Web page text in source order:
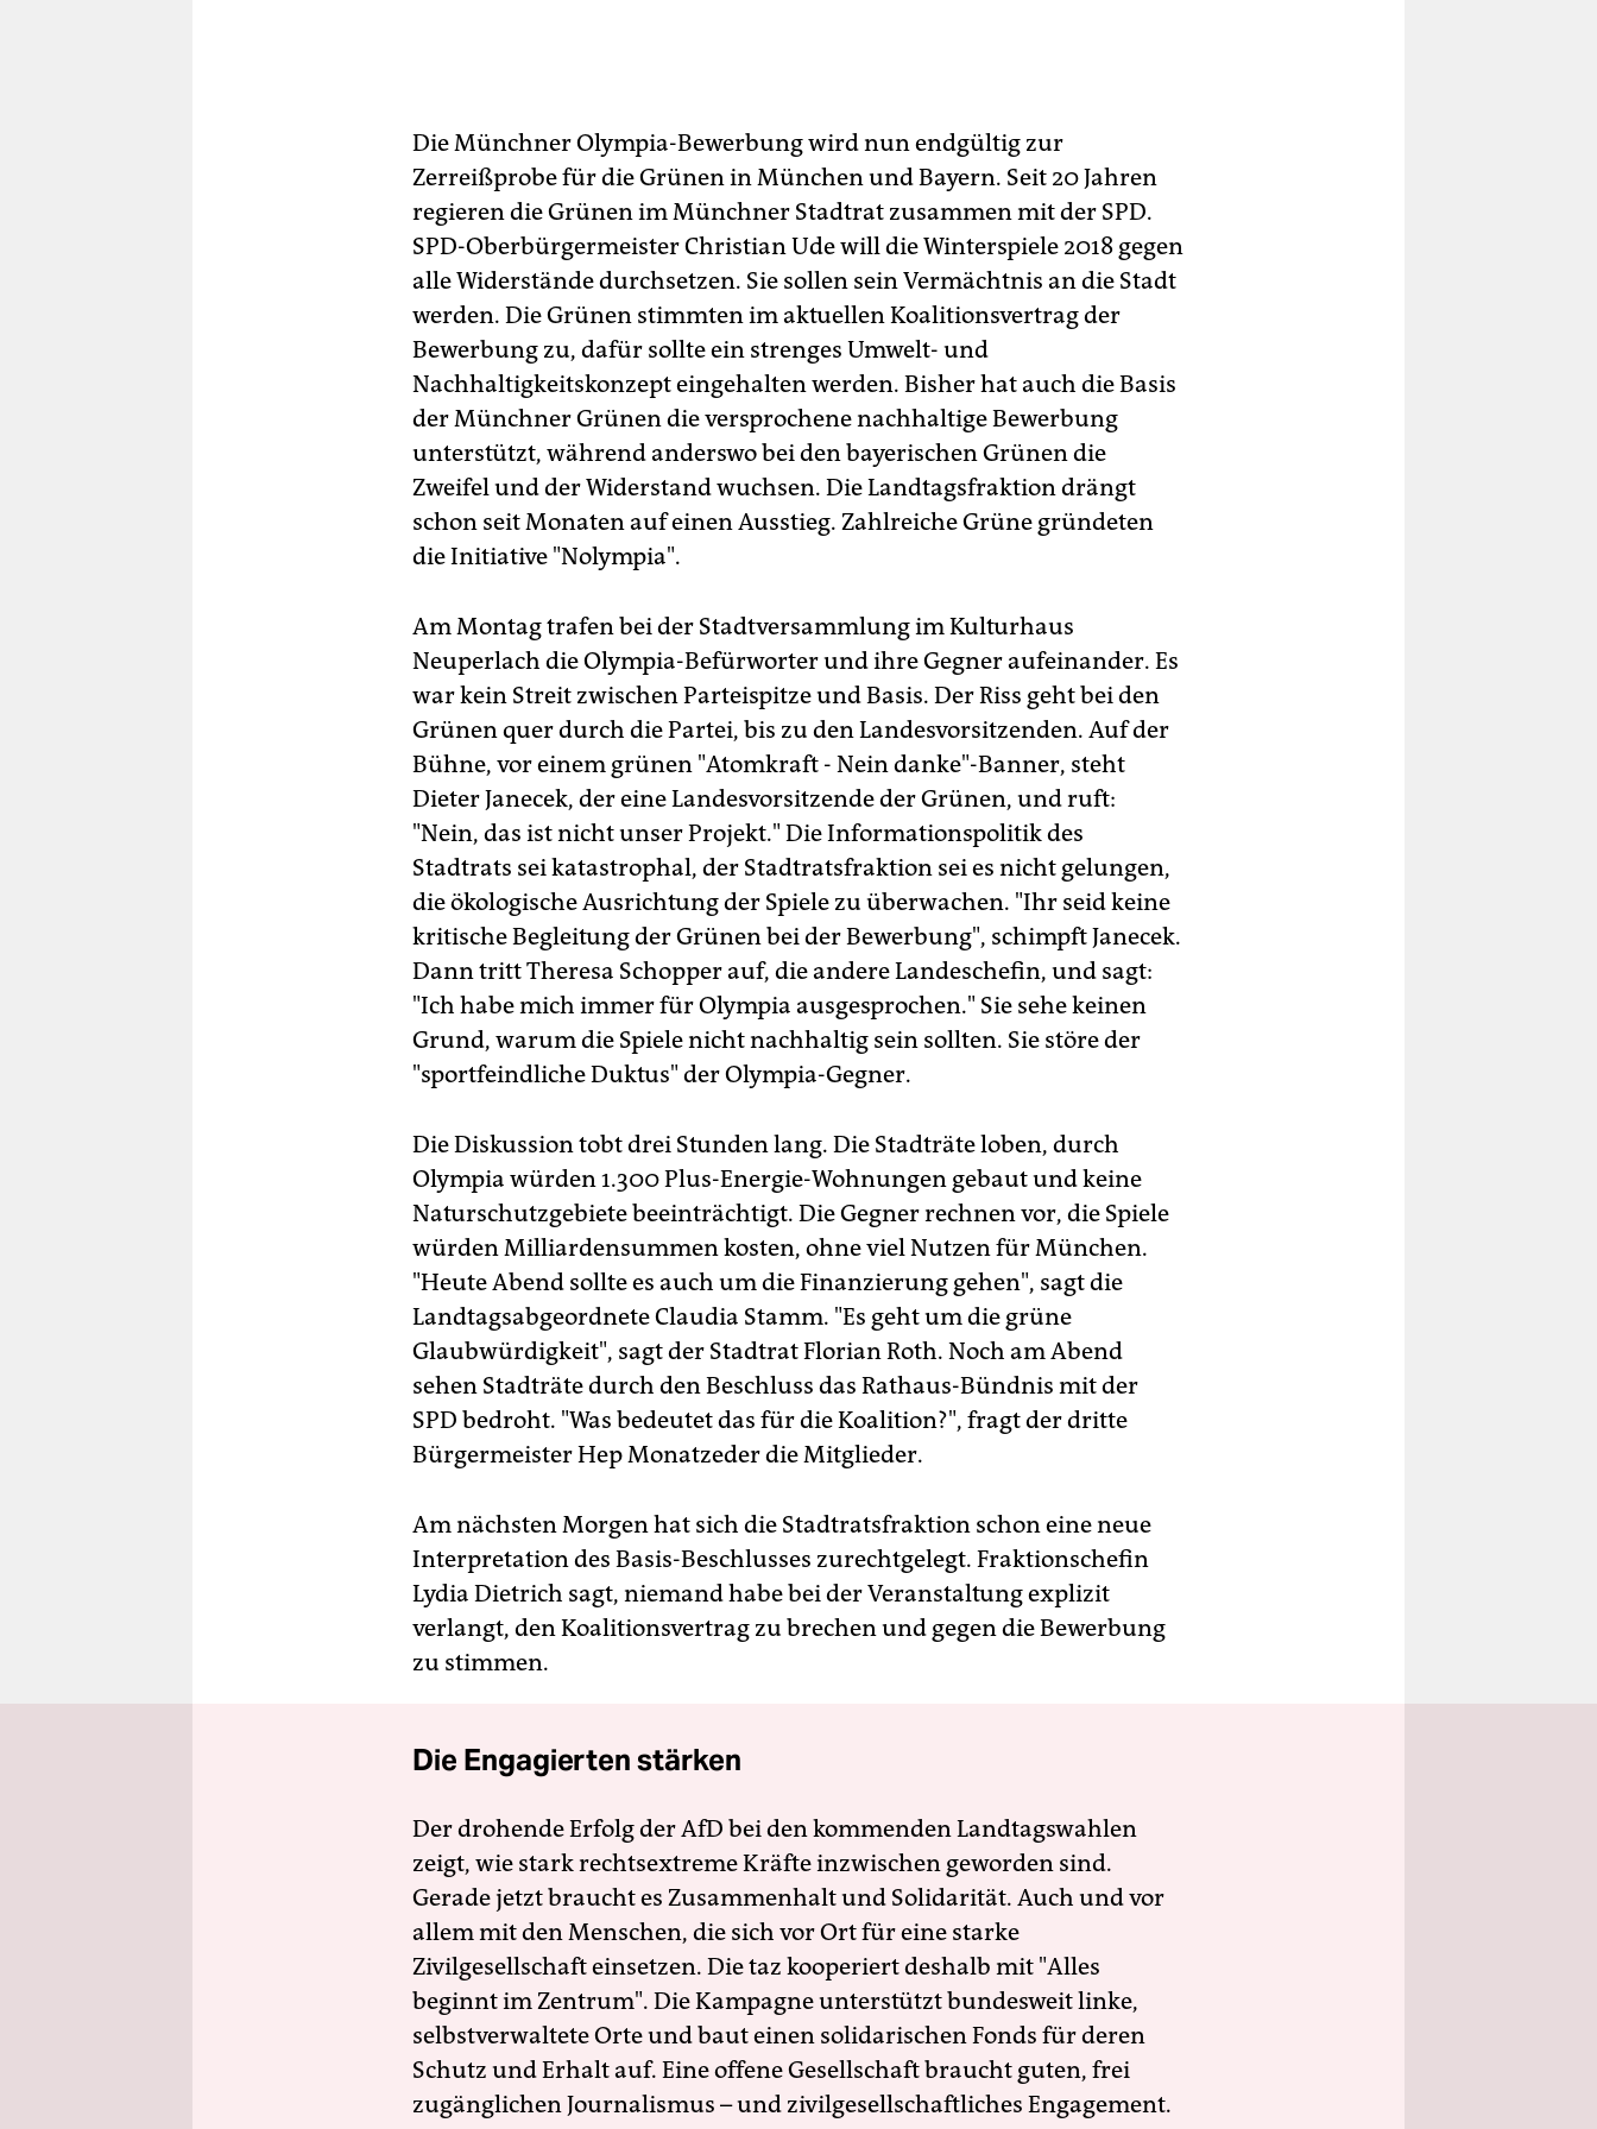
Die Münchner Olympia-Bewerbung wird nun endgültig zur
Zerreißprobe für die Grünen in München und Bayern. Seit 20 Jahren
regieren die Grünen im Münchner Stadtrat zusammen mit der SPD.
SPD-Oberbürgermeister Christian Ude will die Winterspiele 2018 gegen
alle Widerstände durchsetzen. Sie sollen sein Vermächtnis an die Stadt
werden. Die Grünen stimmten im aktuellen Koalitionsvertrag der
Bewerbung zu, dafür sollte ein strenges Umwelt- und
Nachhaltigkeitskonzept eingehalten werden. Bisher hat auch die Basis
der Münchner Grünen die versprochene nachhaltige Bewerbung
unterstützt, während anderswo bei den bayerischen Grünen die
Zweifel und der Widerstand wuchsen. Die Landtagsfraktion drängt
schon seit Monaten auf einen Ausstieg. Zahlreiche Grüne gründeten
die Initiative "Nolympia".
Am Montag trafen bei der Stadtversammlung im Kulturhaus
Neuperlach die Olympia-Befürworter und ihre Gegner aufeinander. Es
war kein Streit zwischen Parteispitze und Basis. Der Riss geht bei den
Grünen quer durch die Partei, bis zu den Landesvorsitzenden. Auf der
Bühne, vor einem grünen "Atomkraft - Nein danke"-Banner, steht
Dieter Janecek, der eine Landesvorsitzende der Grünen, und ruft:
"Nein, das ist nicht unser Projekt." Die Informationspolitik des
Stadtrats sei katastrophal, der Stadtratsfraktion sei es nicht gelungen,
die ökologische Ausrichtung der Spiele zu überwachen. "Ihr seid keine
kritische Begleitung der Grünen bei der Bewerbung", schimpft Janecek.
Dann tritt Theresa Schopper auf, die andere Landeschefin, und sagt:
"Ich habe mich immer für Olympia ausgesprochen." Sie sehe keinen
Grund, warum die Spiele nicht nachhaltig sein sollten. Sie störe der
"sportfeindliche Duktus" der Olympia-Gegner.
Die Diskussion tobt drei Stunden lang. Die Stadträte loben, durch
Olympia würden 1.300 Plus-Energie-Wohnungen gebaut und keine
Naturschutzgebiete beeinträchtigt. Die Gegner rechnen vor, die Spiele
würden Milliardensummen kosten, ohne viel Nutzen für München.
"Heute Abend sollte es auch um die Finanzierung gehen", sagt die
Landtagsabgeordnete Claudia Stamm. "Es geht um die grüne
Glaubwürdigkeit", sagt der Stadtrat Florian Roth. Noch am Abend
sehen Stadträte durch den Beschluss das Rathaus-Bündnis mit der
SPD bedroht. "Was bedeutet das für die Koalition?", fragt der dritte
Bürgermeister Hep Monatzeder die Mitglieder.
Am nächsten Morgen hat sich die Stadtratsfraktion schon eine neue
Interpretation des Basis-Beschlusses zurechtgelegt. Fraktionschefin
Lydia Dietrich sagt, niemand habe bei der Veranstaltung explizit
verlangt, den Koalitionsvertrag zu brechen und gegen die Bewerbung
zu stimmen.
Die Engagierten stärken
Der drohende Erfolg der AfD bei den kommenden Landtagswahlen
zeigt, wie stark rechtsextreme Kräfte inzwischen geworden sind.
Gerade jetzt braucht es Zusammenhalt und Solidarität. Auch und vor
allem mit den Menschen, die sich vor Ort für eine starke
Zivilgesellschaft einsetzen. Die taz kooperiert deshalb mit "Alles
beginnt im Zentrum". Die Kampagne unterstützt bundesweit linke,
selbstverwaltete Orte und baut einen solidarischen Fonds für deren
Schutz und Erhalt auf. Eine offene Gesellschaft braucht guten, frei
zugänglichen Journalismus – und zivilgesellschaftliches Engagement.